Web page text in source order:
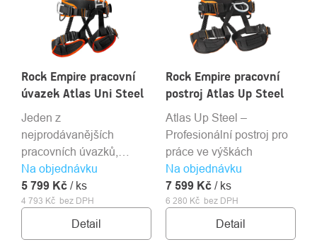
Rock Empire pracovní
úvazek Atlas Uni Steel
Na objednávku
4 793 Kč bez DPH
5 799 Kč / ks
Detail
Jeden z
nejprodávanějších
pracovních úvazků,
navržený pro maximální
bezpečnost, komfort a
efektivitu při práci ve
Rock Empire pracovní
postroj Atlas Up Steel
Na objednávku
6 280 Kč bez DPH
7 599 Kč / ks
Detail
Atlas Up Steel –
Profesionální postroj pro
práce ve výškách